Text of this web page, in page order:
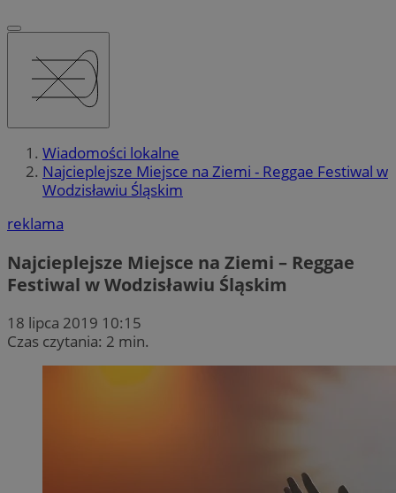
Wiadomości lokalne
Najcieplejsze Miejsce na Ziemi - Reggae Festiwal w
Wodzisławiu Śląskim
reklama
Najcieplejsze Miejsce na Ziemi – Reggae
Festiwal w Wodzisławiu Śląskim
18 lipca 2019 10:15
Czas czytania: 2 min.